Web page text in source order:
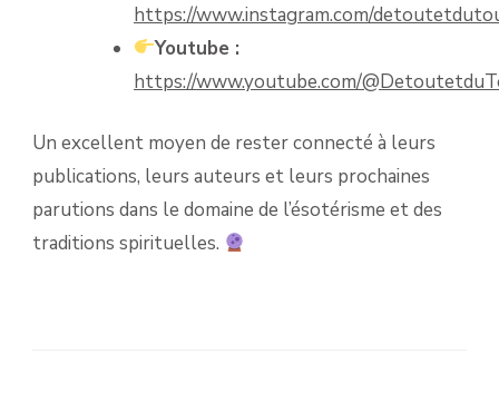
https://www.instagram.com/
Youtube :
https://www.youtube.com/
Un excellent moyen de rester connecté à leurs
publications, leurs auteurs et leurs prochaines
parutions dans le domaine de l’ésotérisme et des
traditions spirituelles.